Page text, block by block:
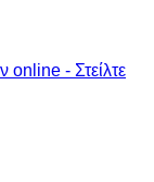
- Στείλτε